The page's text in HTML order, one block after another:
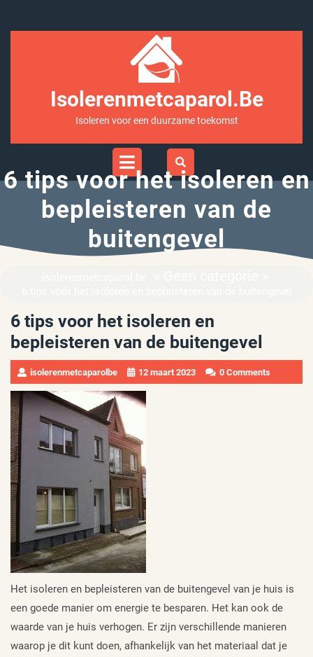
Isolerenmetcaparol.be
Isoleren voor een duurzame toekomst
Open
6 tips voor het isoleren en
bepleisteren van de
buitengevel
6 tips voor het isoleren en
bepleisteren van de buitengevel
isolerenmetcaparolbe 12 maart 2023 0 Comments
Het isoleren en bepleisteren van de buitengevel van je huis is
een goede manier om energie te besparen. Het kan ook de
waarde van je huis verhogen. Er zijn verschillende manieren
waarop je dit kunt doen, afhankelijk van het materiaal dat je